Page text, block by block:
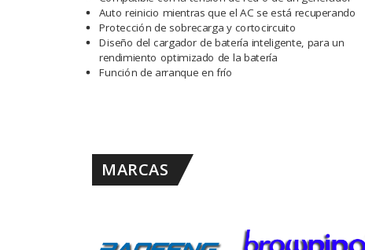
Auto reinicio mientras que el AC se está recuperando
Protección de sobrecarga y cortocircuito
Diseño del cargador de batería inteligente, para un
rendimiento optimizado de la batería
Función de arranque en frío
MARCAS